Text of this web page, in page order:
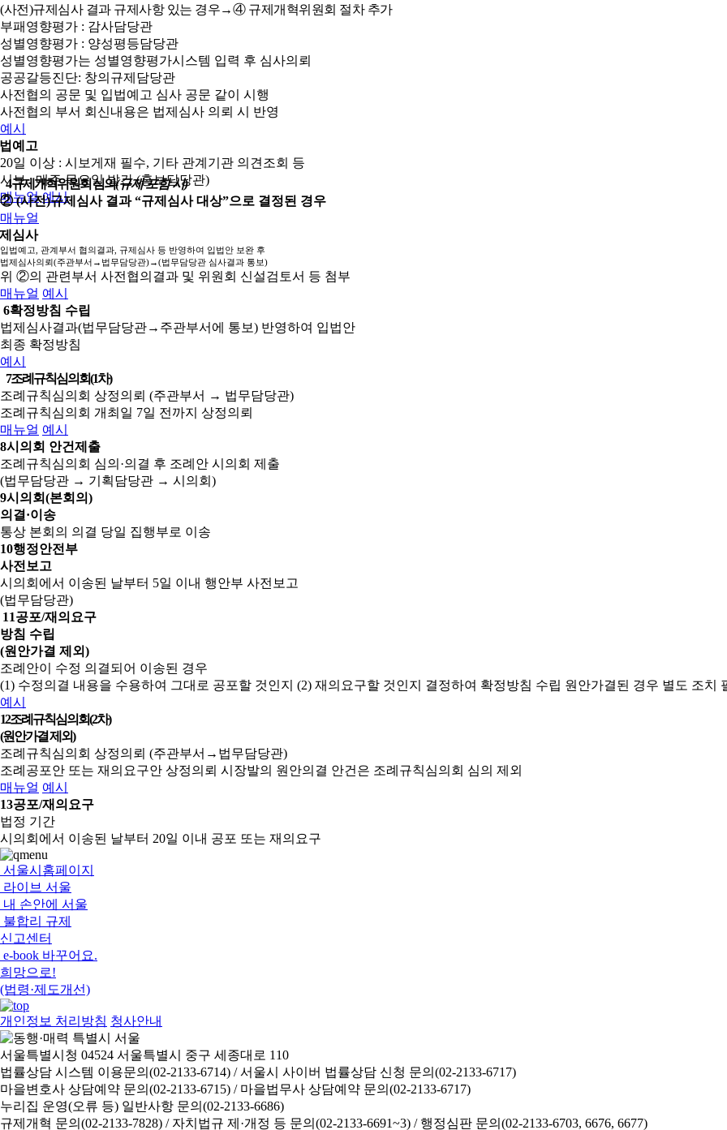
(사전)규제심사 결과 규제사항 있는 경우→④ 규제개혁위원회 절차 추가
부패영향평가 : 감사담당관
성별영향평가 : 양성평등담당관
성별영향평가는 성별영향평가시스템 입력 후 심사의뢰
공공갈등진단: 창의규제담당관
사전협의 공문 및 입법예고 심사 공문 같이 시행
사전협의 부서 회신내용은 법제심사 의뢰 시 반영
예시
예고
20일 이상 : 시보게재 필수, 기타 관계기관 의견조회 등
시보 : 매주 목요일 발간 (홍보담당관)
매뉴얼 예시
4규제개혁위원회 심의(규제 포함 시)
② (사전)규제심사 결과 “규제심사 대상”으로 결정된 경우
매뉴얼
심사
입법예고, 관계부서 협의결과, 규제심사 등 반영하여 입법안 보완 후
법제심사의뢰(주관부서→법무담당관)→(법무담당관 심사결과 통보)
위 ②의 관련부서 사전협의결과 및 위원회 신설검토서 등 첨부
매뉴얼 예시
6확정방침 수립
법제심사결과(법무담당관→주관부서에 통보) 반영하여 입법안
최종 확정방침
예시
7조례규칙심의회(1차)
조례규칙심의회 상정의뢰 (주관부서 → 법무담당관)
조례규칙심의회 개최일 7일 전까지 상정의뢰
매뉴얼 예시
8시의회 안건제출
조례규칙심의회 심의·의결 후 조례안 시의회 제출
(법무담당관 → 기획담당관 → 시의회)
9시의회(본회의)
의결·이송
통상 본회의 의결 당일 집행부로 이송
10행정안전부
사전보고
시의회에서 이송된 날부터 5일 이내 행안부 사전보고
(법무담당관)
11공포/재의요구
방침 수립
(원안가결 제외)
조례안이 수정 의결되어 이송된 경우
(1) 수정의결 내용을 수용하여 그대로 공포할 것인지 (2) 재의요구할 것인지 결정하여 확정방침 수립 원안가결된 경우 별도 조치
예시
12조례규칙심의회(2차)
(원안가결 제외)
조례규칙심의회 상정의뢰 (주관부서→법무담당관)
조례공포안 또는 재의요구안 상정의뢰 시장발의 원안의결 안건은 조례규칙심의회 심의 제외
매뉴얼 예시
13공포/재의요구
법정 기간
시의회에서 이송된 날부터 20일 이내 공포 또는 재의요구
서울시홈페이지
라이브 서울
내 손안에 서울
불합리 규제
신고센터
e-book 바꾸어요.
희망으로!
(법령·제도개선)
개인정보 처리방침 청사안내
서울특별시청 04524 서울특별시 중구 세종대로 110
법률상담 시스템 이용문의(02-2133-6714) /서울시 사이버 법률상담 신청 문의(02-2133-6717)
마을변호사 상담예약 문의(02-2133-6715) / 마을법무사 상담예약 문의(02-2133-6717)
누리집 운영(오류 등) 일반사항 문의(02-2133-6686)
규제개혁 문의(02-2133-7828) / 자치법규 제·개정 등 문의(02-2133-6691~3) / 행정심판 문의(02-2133-6703, 6676, 6677)